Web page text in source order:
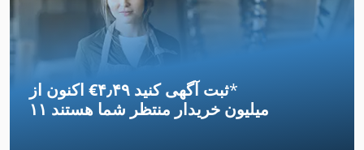
اکنون از ‎€۴٫۴۹ ثبت آگهی کنید*
۱۱ میلیون خریدار منتظر شما هستند